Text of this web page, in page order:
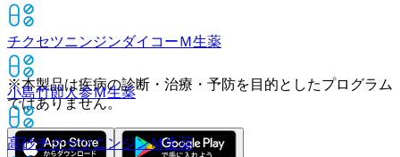
チクセツニンジンダイコーＭ生薬
小島竹節人参Ｍ生薬
高砂チクセツニンジンＭ生薬
※本製品は疾病の診断・治療・予防を目的としたプログラム
ではありません。